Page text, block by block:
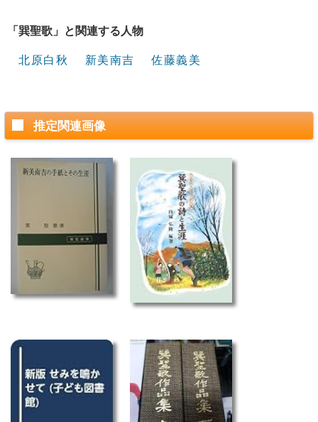
「巽聖歌」と関連する人物
北原白秋 新美南吉 佐藤義美
推定関連画像